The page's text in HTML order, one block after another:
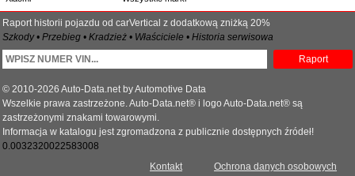
Raport historii pojazdu od carVertical z dodatkową zniżką 20%
Szkody • Przebieg • Kradzież • Właściciele • Historia serwisowa
Raport
© 2010-2026 Auto-Data.net by Automotive Data
Wszelkie prawa zastrzeżone. Auto-Data.net® i logo Auto-Data.net® są
zastrzeżonymi znakami towarowymi.
Informacja w katalogu jest zgromadzona z publicznie dostępnych źródeł!
0.0032320022583008
Ochrona danych osobowych
Kontakt